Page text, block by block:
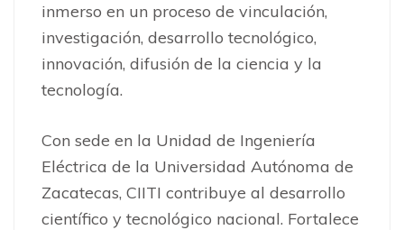
inmerso en un proceso de vinculación,
investigación, desarrollo tecnológico,
innovación, difusión de la ciencia y la
tecnología.
Con sede en la Unidad de Ingeniería
Eléctrica de la Universidad Autónoma de
Zacatecas, CIITI contribuye al desarrollo
científico y tecnológico nacional. Fortalece